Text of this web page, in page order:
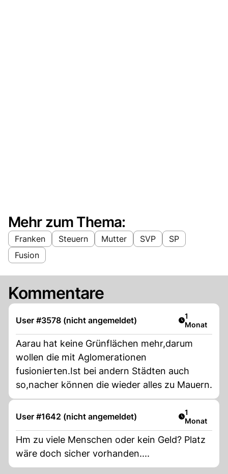
Mehr zum Thema:
Franken Steuern Mutter SVP
SP
Fusion
Kommentare
User #3578 (nicht angemeldet) Artikel
1
Monat
Aarau hat keine Grünflächen mehr,darum
wollen die mit Aglomerationen
fusionierten.Ist bei andern Städten auch
so,nacher können die wieder alles zu Mauern.
User #1642 (nicht angemeldet) Artikel
1
Monat
Hm zu viele Menschen oder kein Geld? Platz
wäre doch sicher vorhanden....